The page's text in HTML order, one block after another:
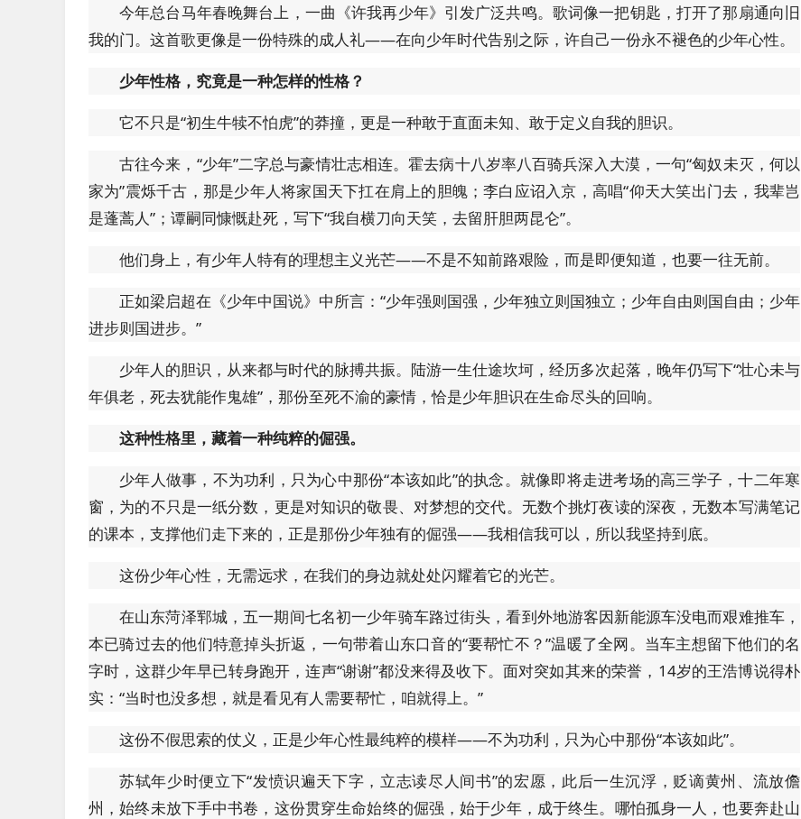
今年总台马年春晚舞台上，一曲《许我再少年》引发广泛共鸣。歌词像一把钥匙，打开了那扇通向旧
我的门。这首歌更像是一份特殊的成人礼——在向少年时代告别之际，许自己一份永不褪色的少年心性。
少年性格，究竟是一种怎样的性格？
它不只是“初生牛犊不怕虎”的莽撞，更是一种敢于直面未知、敢于定义自我的胆识。
古往今来，“少年”二字总与豪情壮志相连。霍去病十八岁率八百骑兵深入大漠，一句“匈奴未灭，何以
家为”震烁千古，那是少年人将家国天下扛在肩上的胆魄；李白应诏入京，高唱“仰天大笑出门去，我辈岂
是蓬蒿人”；谭嗣同慷慨赴死，写下“我自横刀向天笑，去留肝胆两昆仑”。
他们身上，有少年人特有的理想主义光芒——不是不知前路艰险，而是即便知道，也要一往无前。
正如梁启超在《少年中国说》中所言：“少年强则国强，少年独立则国独立；少年自由则国自由；少年
进步则国进步。”
少年人的胆识，从来都与时代的脉搏共振。陆游一生仕途坎坷，经历多次起落，晚年仍写下“壮心未与
年俱老，死去犹能作鬼雄”，那份至死不渝的豪情，恰是少年胆识在生命尽头的回响。
这种性格里，藏着一种纯粹的倔强。
少年人做事，不为功利，只为心中那份“本该如此”的执念。就像即将走进考场的高三学子，十二年寒
窗，为的不只是一纸分数，更是对知识的敬畏、对梦想的交代。无数个挑灯夜读的深夜，无数本写满笔记
的课本，支撑他们走下来的，正是那份少年独有的倔强——我相信我可以，所以我坚持到底。
这份少年心性，无需远求，在我们的身边就处处闪耀着它的光芒。
在山东菏泽郓城，五一期间七名初一少年骑车路过街头，看到外地游客因新能源车没电而艰难推车，
本已骑过去的他们特意掉头折返，一句带着山东口音的“要帮忙不？”温暖了全网。当车主想留下他们的名
字时，这群少年早已转身跑开，连声“谢谢”都没来得及收下。面对突如其来的荣誉，14岁的王浩博说得朴
实：“当时也没多想，就是看见有人需要帮忙，咱就得上。”
这份不假思索的仗义，正是少年心性最纯粹的模样——不为功利，只为心中那份“本该如此”。
苏轼年少时便立下“发愤识遍天下字，立志读尽人间书”的宏愿，此后一生沉浮，贬谪黄州、流放儋
州，始终未放下手中书卷，这份贯穿生命始终的倔强，始于少年，成于终生。哪怕孤身一人，也要奔赴山